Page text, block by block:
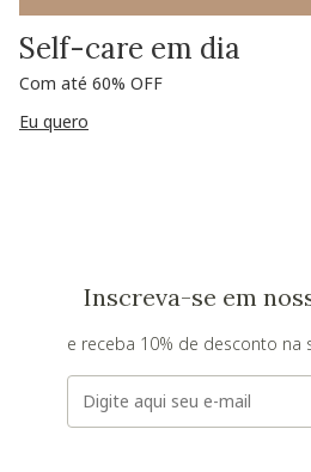
Self-care em dia
Com até 60% OFF
Eu quero
Inscreva-se em
e receba 10% de desconto na
E-mail